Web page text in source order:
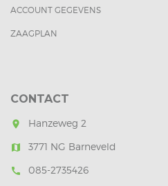
ACCOUNT GEGEVENS
ZAAGPLAN
CONTACT
room Hanzeweg 2
map 3771 NG Barneveld
call
085-2735426